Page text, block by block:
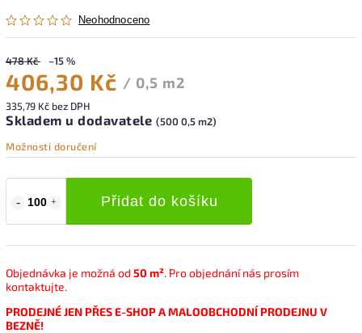
Neohodnoceno
478 Kč –15 %
406,30 Kč / 0,5 m2
335,79 Kč bez DPH
Skladem u dodavatele (500 0,5 m2)
Možnosti doručení
Přidat do košíku
Objednávka je možná od 50 m². Pro objednání nás prosím
kontaktujte.
PRODEJNÉ JEN PŘES E-SHOP A MALOOBCHODNÍ PRODEJNU V
BEZNĚ!